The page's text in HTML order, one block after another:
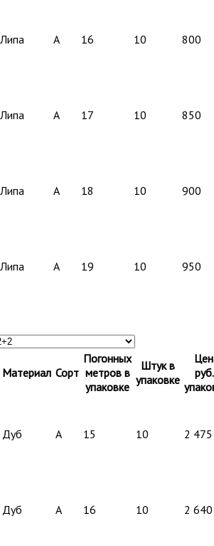
Липа A 16 10 800
Липа A 17 10 850
Липа A 18 10 900
Липа A 19 10 950
Материал Сорт
Погонных
метров в
упаковке
Штук в
упаковке
Дуб A 15 10 2 475
Дуб A 16 10 2 640